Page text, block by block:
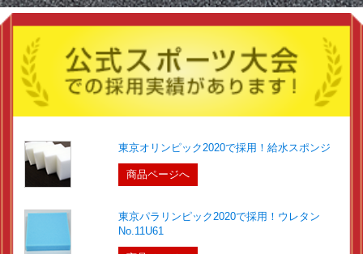
東京オリンピック2020で採用！給水スポンジ
商品ページへ
東京パラリンピック2020で採用！ウレタン
No.11U61